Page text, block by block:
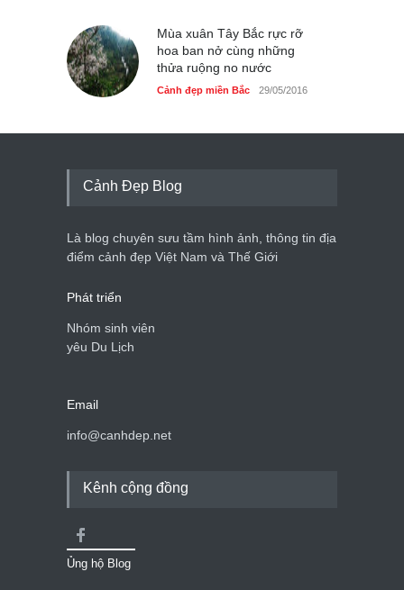
dân dã ở Sài Gòn
Cảnh đẹp Việt Nam 25/04/2020
Mùa xuân Tây Bắc rực rỡ
hoa ban nở cùng những
thửa ruộng no nước
Cảnh đẹp miền Bắc 29/05/2016
Cảnh Đẹp Blog
Là blog chuyên sưu tầm hình ảnh, thông tin địa
điểm cảnh đẹp Việt Nam và Thế Giới
Phát triển
Nhóm sinh viên
yêu Du Lịch
Email
info@canhdep.net
Kênh cộng đồng
Ủng hộ Blog